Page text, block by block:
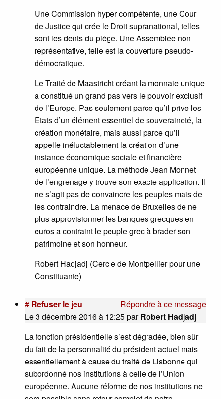
Une Commission hyper compétente, une Cour
de Justice qui crée le Droit supranational, telles
sont les dents du piège. Une Assemblée non
représentative, telle est la couverture pseudo-
démocratique.
Le Traité de Maastricht créant la monnaie unique
a constitué un grand pas vers le pouvoir exclusif
de l’Europe. Pas seulement parce qu’il prive les
Etats d’un élément essentiel de souveraineté, la
création monétaire, mais aussi parce qu’il
appelle inéluctablement la création d’une
instance économique sociale et financière
européenne unique. La méthode Jean Monnet
de l’engrenage y trouve son exacte application. Il
ne s’agit pas de convaincre les peuples mais de
les contraindre. La menace de Bruxelles de ne
plus approvisionner les banques grecques en
euros a contraint le peuple grec à brader son
patrimoine et son honneur.
Robert Hadjadj (Cercle de Montpellier pour une
Constituante)
Répondre à ce message
# Refuser le jeu
Le 3 décembre 2016 à 12:25parRobert Hadjadj
La fonction présidentielle s’est dégradée, bien sûr
du fait de la personnalité du président actuel mais
essentiellement à cause du traité de Lisbonne qui
subordonné nos institutions à celle de l’Union
européenne. Aucune réforme de nos institutions ne